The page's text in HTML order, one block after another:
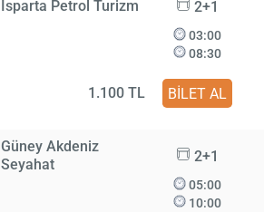
Isparta Petrol Turizm 2+1
03:00
08:30
1.100 TL BİLET AL
Güney Akdeniz
Seyahat
2+1
05:00
10:00